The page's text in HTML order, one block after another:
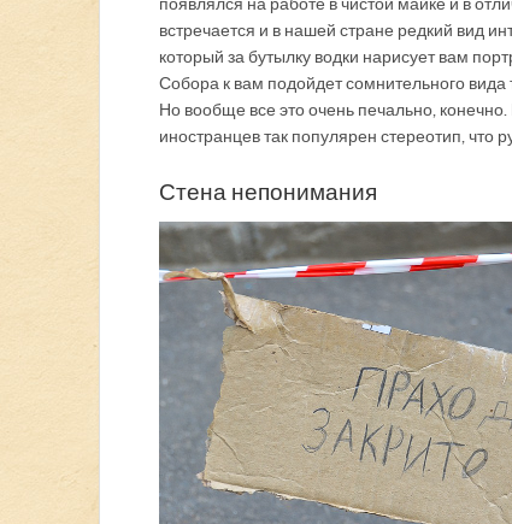
встречается и в нашей стране редкий вид
который за бутылку водки нарисует вам
Собора к вам подойдет сомнительного вида
Но вообще все это очень печально,
иностранцев так популярен стереотип, что
Стена непонимания